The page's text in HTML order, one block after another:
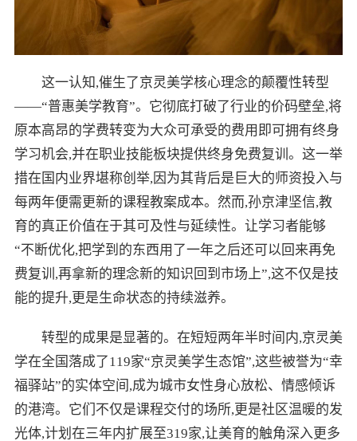
这一认知,催生了京灵美学核心理念的颠覆性转型
——“普惠美学教育”。它彻底打破了行业的价码壁垒,将
原本高昂的学费转变为大众可承受的费用即可拥有终身
学习机会,并在职业技能板块提供终身免费复训。这一举
措在国内业界堪称创举,因为其背后是巨大的师资投入与
每两年便需更新的课程教案成本。然而,孙京津坚信,教
育的真正价值在于其可及性与延续性。让学习者能够
“不断优化,把学到的东西用了一年之后还可以回来再免
费复训,再拿新的理念新的知识回到市场上”,这不仅是技
能的提升,更是生命状态的持续滋养。
转型的成果是显著的。在短短两年半时间内,京灵美
学在全国落成了119家“京灵美学生态馆”,这些被誉为“幸
福驿站”的实体空间,成为城市女性身心放松、情感倾诉
的港湾。它们不仅是课程交付的场所,更是社区温暖的发
光体,计划在三年内扩展至319家,让美育的触角深入更多